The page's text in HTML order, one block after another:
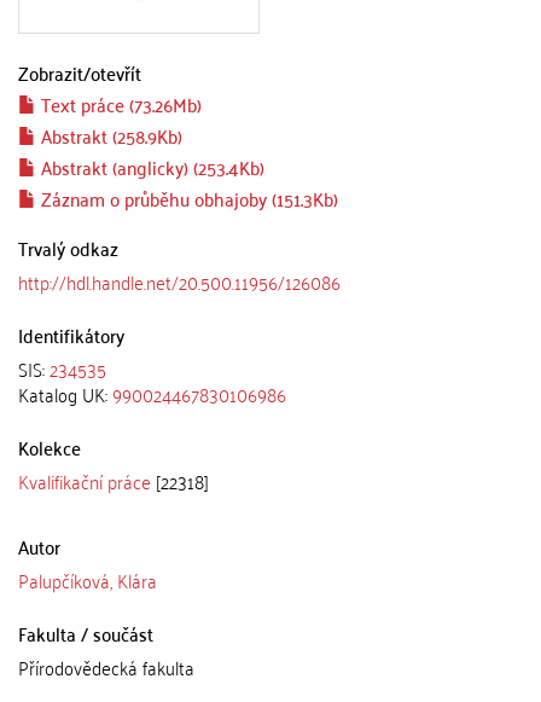
Zobrazit/otevřít
Text práce (73.26Mb)
Abstrakt (258.9Kb)
Abstrakt (anglicky) (253.4Kb)
Záznam o průběhu obhajoby (151.3Kb)
Trvalý odkaz
http://hdl.handle.net/20.500.11956/126086
Identifikátory
SIS:234535
Katalog UK:990024467830106986
Kolekce
Kvalifikační práce [22318]
Autor
Palupčíková, Klára
Fakulta / součást
Přírodovědecká fakulta